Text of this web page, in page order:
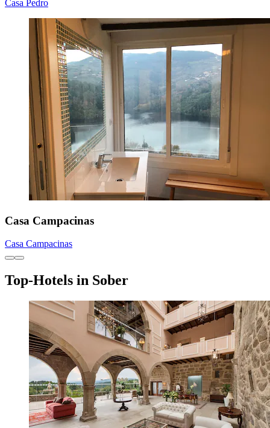
Casa Pedro
Casa Campacinas
Casa Campacinas
Top-Hotels in Sober